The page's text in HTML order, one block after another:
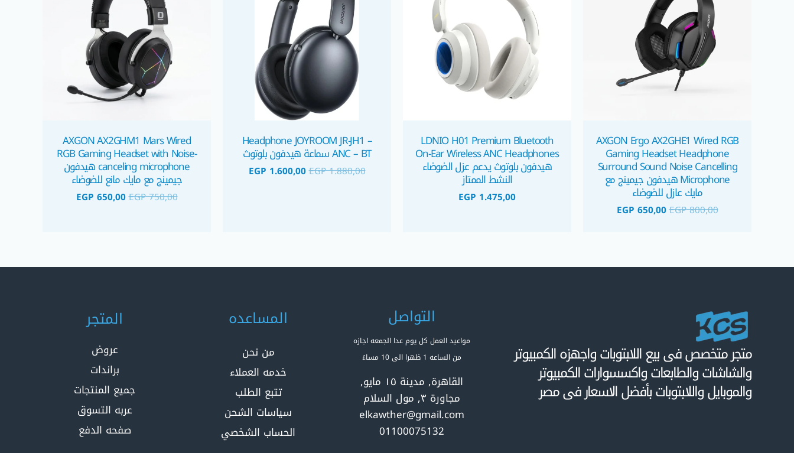
AXGON Ergo AX2GHE1 Wired RGB
Gaming Headset Headphone
Surround Sound Noise Cancelling
Microphone هيدفون جيمينج مع
مايك عازل للضوضاء
EGP800,00
EGP 650,00
LDNIO H01 Premium Bluetooth
On-Ear Wireless ANC Headphones
هيدفون بلوتوث يدعم عزل الضوضاء
النشط الممتاز
EGP 1.475,00
Headphone JOYROOM JR-JH1 –
ANC – BT سماعة هيدفون بلوتوث
EGP1.880,00
EGP 1.600,00
AXGON AX2GHM1 Mars Wired
RGB Gaming Headset with Noise-
canceling microphone هيدفون
جيمينج مع مايك مانع للضوضاء
EGP750,00
EGP 650,00
متجر متخصص فى بيع اللابتوبات واجهزه الكمبيوتر
والشاشات والطابعات واكسسوارات الكمبيوتر
والموبايل واللابتوبات بأفضل الاسعار فى مصر
التواصل
مواعيد العمل كل يوم عدا الجمعه اجازه
من الساعه 1 ظهرا الى 10 مساءً
القاهرة, مدينة ١٥ مايو,
مجاورة ٣, مول السلام
elkawther@gmail.com
01100075132
المساعده
من نحن
خدمه العملاء
تتبع الطلب
سياسات الشحن
الحساب الشخصي
المتجر
عروض
براندات
جميع المنتجات
عربه التسوق
صفحه الدفع